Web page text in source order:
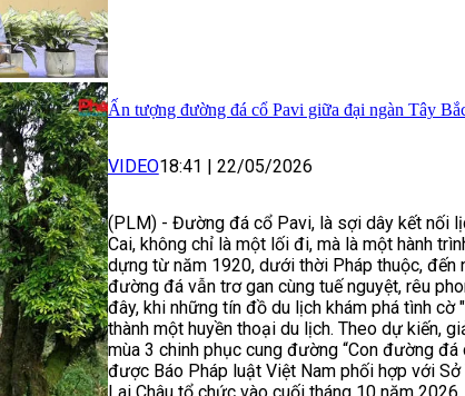
Ấn tượng đường đá cổ Pavi giữa đại ngàn Tây
VIDEO18:41 | 22/05/2026
(PLM) - Đường đá cổ Pavi, là sợi dây kết nối
Cai, không chỉ là một lối đi, mà là một hành
dựng từ năm 1920, dưới thời Pháp thuộc, đến
đường đá vẫn trơ gan cùng tuế nguyệt, rêu
đây, khi những tín đồ du lịch khám phá tình
thành một huyền thoại du lịch. Theo dự kiến,
mùa 3 chinh phục cung đường “Con đường
được Báo Pháp luật Việt Nam phối hợp với Sở